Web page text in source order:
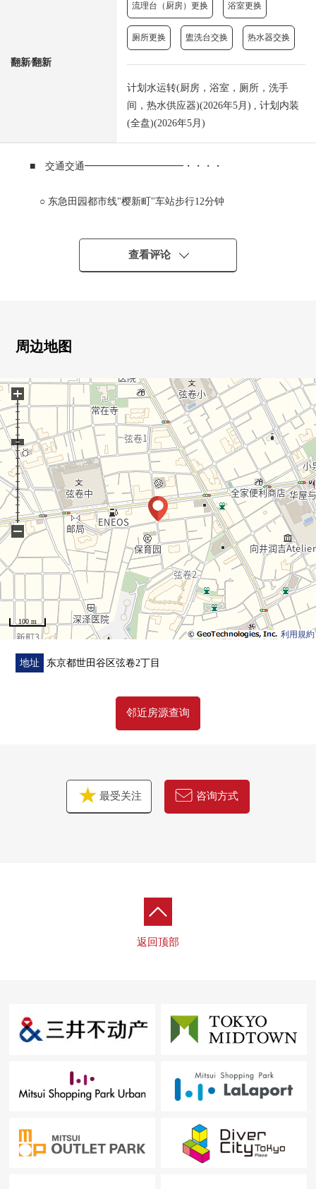
翻新⁄翻新
流理台（厨房）更换 浴室更换
厕所更换 盥洗台交换 热水器交换
计划水运转(厨房，浴室，厕所，洗手
间，热水供应器)(2026年5月) , 计划内装
(全盘)(2026年5月)
■ 交通交通━━━━━━━━━━・・・・
○ 东急田园都市线"樱新町"车站步行12分钟
○ 山手线"涩谷"车站公共汽车24分向天神橋停歩1分
○居住环境为第2种中的高层住宅专用区良好
○在从脚下孵身体的地板暖气(客厅·餐厅)
○附带便于要衣服的洗碗机
○専用庭付住戸
○地板下边收纳、壁橱等的许多收纳便利
○共用部大学规模修理工程实施(2015年)
○将近超市便于购物
○中小学步行10分钟的范围以内
■ 翻新内容(2026年5月完毕)━━━━━・・・・・
○盥洗台全部已换新
○厕所全部已换新
○整体卫浴全部已换新
○组合厨房全部已换新
○热水供应器全部已换新
○地板暖气垫子新设置
○地板NEW换新
○门、门口收纳等的全部已换新
查看评论
周边地图
利用規約
100 m
+
−
地址 东京都世田谷区弦卷2丁目
邻近房源查询
最受关注 咨询方式
返回顶部